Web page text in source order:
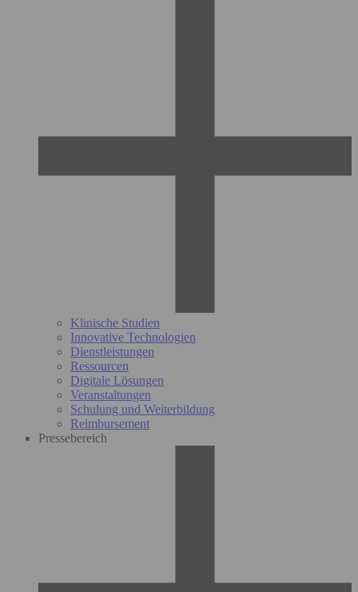
Klinische Studien
Innovative Technologien
Dienstleistungen
Ressourcen
Digitale Lösungen
Veranstaltungen
Schulung und Weiterbildung
Reimbursement
Pressebereich